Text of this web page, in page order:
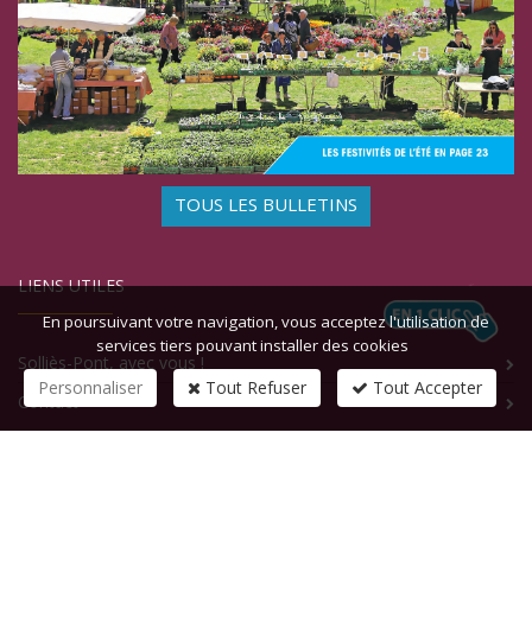
TOUS LES BULLETINS
LIENS UTILES
Solliès-Pont, avec vous !
Contact
En poursuivant votre navigation, vous acceptez l'utilisation de
services tiers pouvant installer des cookies
Personnaliser Tout Refuser Tout Accepter